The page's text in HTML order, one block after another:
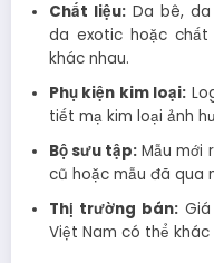
Chất liệu:Da bê, da
da exotic hoặc
khác nhau.
Phụ kiện kim loại:
tiết mạ kim loại ảnh
Bộ sưu tập:Mẫu mới
cũ hoặc mẫu đã qua
Thị trường bán:Giá
Việt Nam có thể